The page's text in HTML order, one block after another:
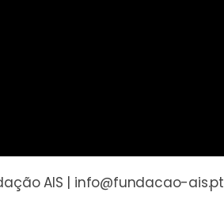
AIS | info@fundacao-ais.pt